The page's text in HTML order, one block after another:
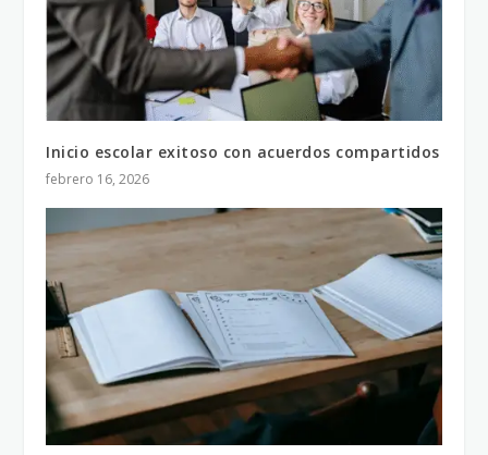
Inicio escolar exitoso con acuerdos compartidos
febrero 16, 2026